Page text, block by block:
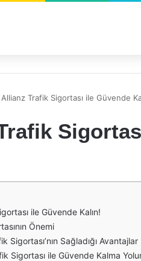
Allianz Trafik Sigortası ile Güvende
ile Güvende Kalın!
Önemi
Sigortası’nın Sağladığı Avantajlar
Sigortası ile Güvende Kalma